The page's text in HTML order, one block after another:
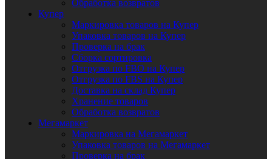
Обработка возвратов
Купер
Маркировка товаров на Купер
Упаковка товаров на Купер
Проверка на брак
Сборка сортировка
Отгрузка по FBO на Купер
Отгрузка по FBS на Купер
Доставка на склад Купер
Хранение товаров
Обработка возвратов
Мегамаркет
Маркировка на Мегамаркет
Упаковка товаров на Мегамаркет
Проверка на брак